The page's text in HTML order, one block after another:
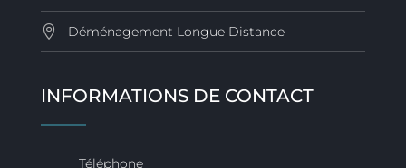
Déménagement Longue Distance
INFORMATIONS DE CONTACT
Téléphone